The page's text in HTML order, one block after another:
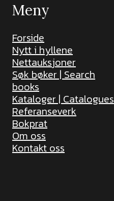
Meny
Forside
Nytt i hyllene
Nettauksjoner
Søk bøker | Search
books
Kataloger | Catalogues
Referanseverk
Bokprat
Om oss
Kontakt oss